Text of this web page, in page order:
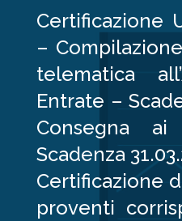
Certificazione
–
telematica
Entrate –
Consegna
Scadenza
Certificazione
proventi